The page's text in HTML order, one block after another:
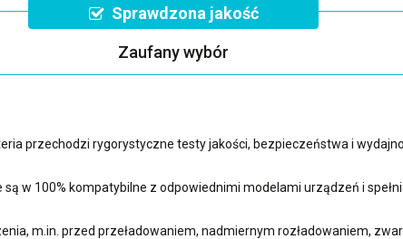
Sprawdzona jakość
Zaufany wybór
przechodzi rygorystyczne testy jakości, bezpieczeństwa i
w 100% kompatybilne z odpowiednimi modelami urządzeń i
m.in. przed przeładowaniem, nadmiernym rozładowaniem,